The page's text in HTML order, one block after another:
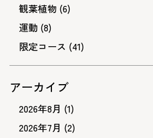
観葉植物 (6)
運動 (8)
限定コース (41)
アーカイブ
2026年8月 (1)
2026年7月 (2)